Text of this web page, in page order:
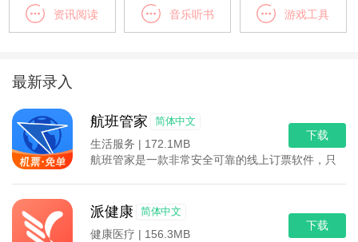
资讯阅读 音乐听书 游戏工具
最新录入
航班管家 简体中文
生活服务 | 172.1MB
航班管家是一款非常安全可靠的线上订票软件，只需
下载
派健康 简体中文
健康医疗 | 156.3MB
下载